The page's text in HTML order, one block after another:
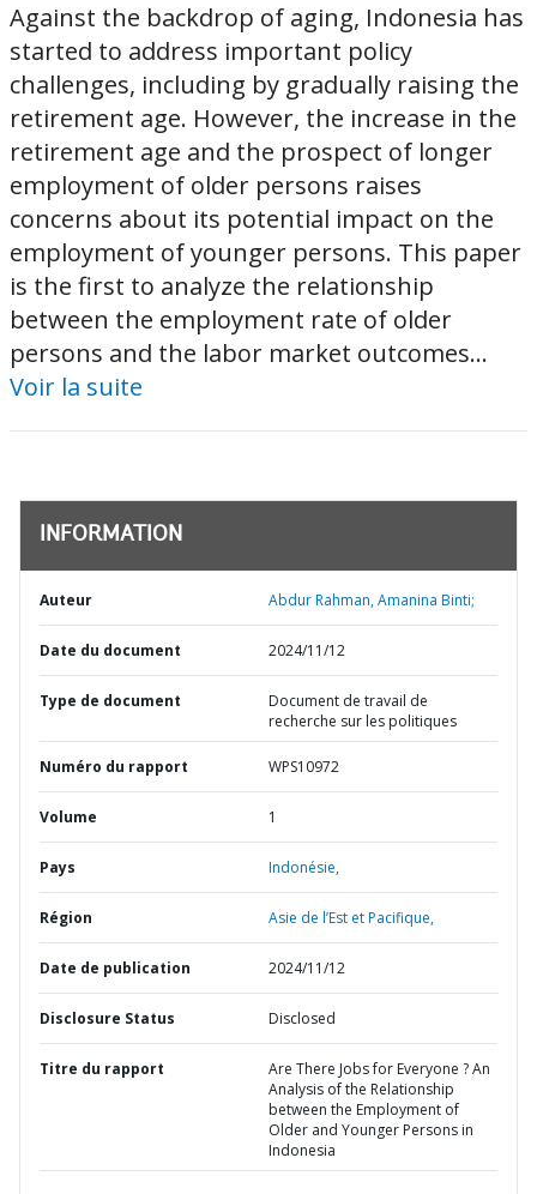
Against the backdrop of aging, Indonesia has
started to address important policy
challenges, including by gradually raising the
retirement age. However, the increase in the
retirement age and the prospect of longer
employment of older persons raises
concerns about its potential impact on the
employment of younger persons. This paper
is the first to analyze the relationship
between the employment rate of older
persons and the labor market outcomes...
Voir la suite
INFORMATION
Auteur Abdur Rahman, Amanina Binti;
Date du document 2024/11/12
Type de document
Document de travail de
recherche sur les politiques
Numéro du rapport WPS10972
Volume 1
Pays Indonésie,
Région Asie de l’Est et Pacifique,
Date de publication 2024/11/12
Disclosure Status Disclosed
Titre du rapport
Are There Jobs for Everyone ? An
Analysis of the Relationship
between the Employment of
Older and Younger Persons in
Indonesia